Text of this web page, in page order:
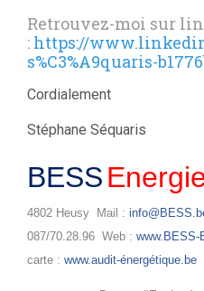
Retrouvez-moi sur
: https://
s%C3%A9quaris-
Cordialement
Stéphane Séquaris
BESS
4802 Heusy Mail :
087/70.28.96 Web : www.BESS-
carte : www.audit-énergétique.be